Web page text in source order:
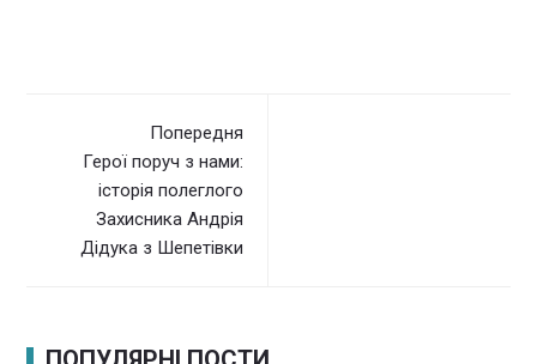
Попередня
Герої поруч з нами:
історія полеглого
Захисника Андрія
Дідука з Шепетівки